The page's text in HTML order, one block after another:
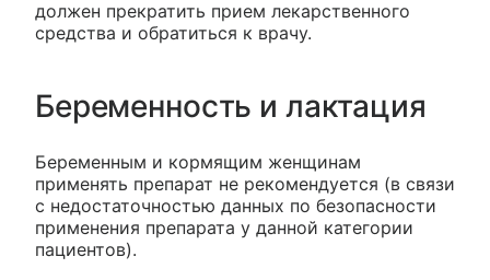
должен прекратить прием лекарственного
средства и обратиться к врачу.
Беременность и лактация
Беременным и кормящим женщинам
применять препарат не рекомендуется (в связи
с недостаточностью данных по безопасности
применения препарата у данной категории
пациентов).